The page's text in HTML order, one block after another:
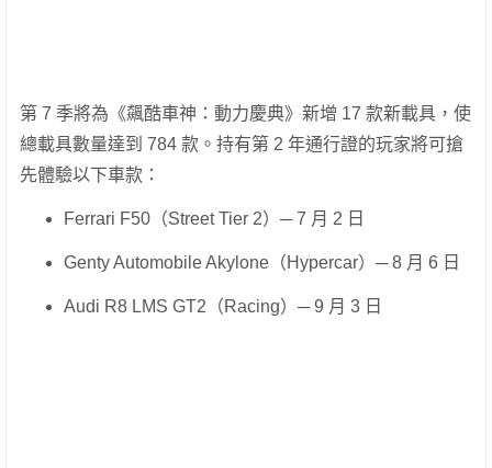
第 7 季將為《飆酷車神：動力慶典》新增 17 款新載具，使
總載具數量達到 784 款。持有第 2 年通行證的玩家將可搶
先體驗以下車款：
Ferrari F50（Street Tier 2）─ 7 月 2 日
Genty Automobile Akylone（Hypercar）─ 8 月 6 日
Audi R8 LMS GT2（Racing）─ 9 月 3 日